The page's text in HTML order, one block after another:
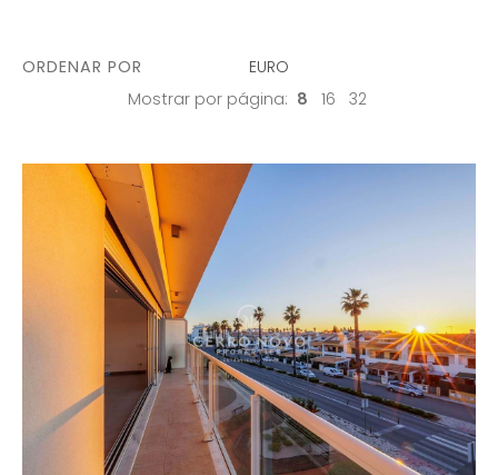
ORDENAR POR
EURO
Mostrar por página: 8 16 32
QUART. C. BANHO